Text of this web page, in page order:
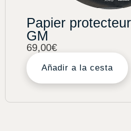
Papier
GM
69,00€
Añadir a la cesta